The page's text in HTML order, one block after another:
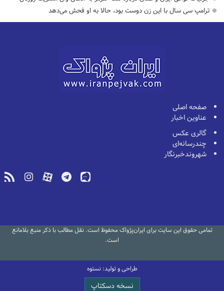
ترامپ سی سال با این زن دوست بود، حالا به او فحش می‌دهد
صفحه اصلی
عناوین اخبار
گالری عکس
چندرسانه‌ای
شهروندخبرنگار
تمامی حقوق این سایت برای ایران‌پژواک محفوظ است. نقل مطالب با ذکر منبع بلامانع
است.
طراحی و تولید: نستوه
نسخه دسکتاپ